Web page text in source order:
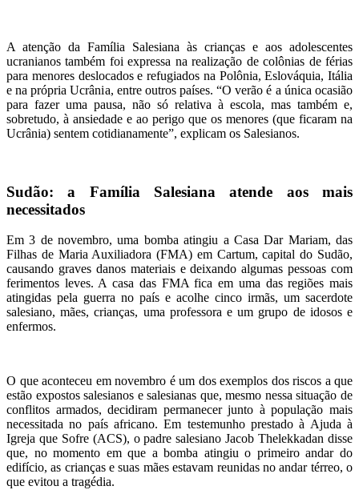
A atenção da Família Salesiana às crianças e aos adolescentes
ucranianos também foi expressa na realização de colônias de férias
para menores deslocados e refugiados na Polônia, Eslováquia, Itália
e na própria Ucrânia, entre outros países. “O verão é a única ocasião
para fazer uma pausa, não só relativa à escola, mas também e,
sobretudo, à ansiedade e ao perigo que os menores (que ficaram na
Ucrânia) sentem cotidianamente”, explicam os Salesianos.
Sudão: a Família Salesiana atende aos mais
necessitados
Em 3 de novembro, uma bomba atingiu a Casa Dar Mariam, das
Filhas de Maria Auxiliadora (FMA) em Cartum, capital do Sudão,
causando graves danos materiais e deixando algumas pessoas com
ferimentos leves. A casa das FMA fica em uma das regiões mais
atingidas pela guerra no país e acolhe cinco irmãs, um sacerdote
salesiano, mães, crianças, uma professora e um grupo de idosos e
enfermos.
O que aconteceu em novembro é um dos exemplos dos riscos a que
estão expostos salesianos e salesianas que, mesmo nessa situação de
conflitos armados, decidiram permanecer junto à população mais
necessitada no país africano. Em testemunho prestado à Ajuda à
Igreja que Sofre (ACS), o padre salesiano Jacob Thelekkadan disse
que, no momento em que a bomba atingiu o primeiro andar do
edifício, as crianças e suas mães estavam reunidas no andar térreo, o
que evitou a tragédia.